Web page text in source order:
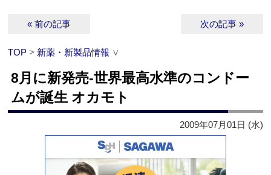
« 前の記事 次の記事 »
TOP > 新薬・新製品情報 ∨
8月に新発売‐世界最高水準のコンドー
ムが誕生 オカモト
2009年07月01日 (水)